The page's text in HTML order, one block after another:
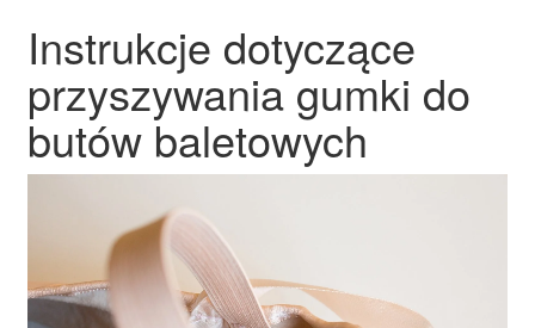
Instrukcje dotyczące
przyszywania gumki do
butów baletowych